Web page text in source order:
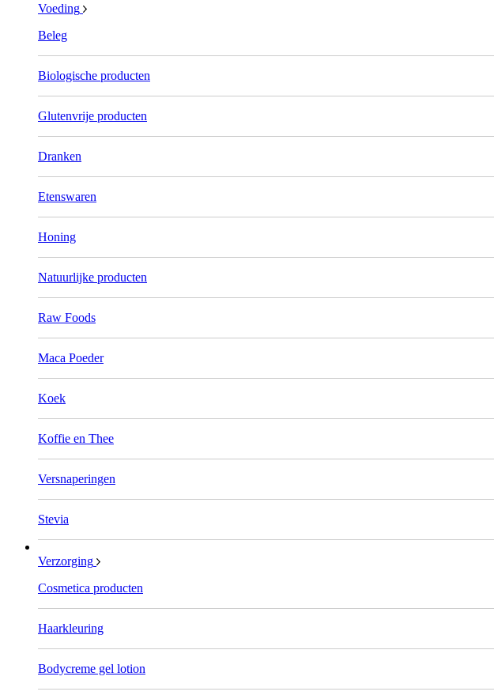
Voeding
Beleg
Biologische producten
Glutenvrije producten
Dranken
Etenswaren
Honing
Natuurlijke producten
Raw Foods
Maca Poeder
Koek
Koffie en Thee
Versnaperingen
Stevia
Verzorging
Cosmetica producten
Haarkleuring
Bodycreme gel lotion